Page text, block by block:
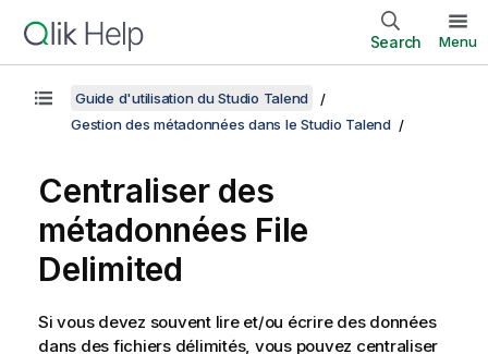
Search Menu
Guide d'utilisation du Studio Talend
Gestion des métadonnées dans le Studio Talend
Centraliser des
métadonnées File
Delimited
Si vous devez souvent lire et/ou écrire des données
dans des fichiers délimités, vous pouvez centraliser